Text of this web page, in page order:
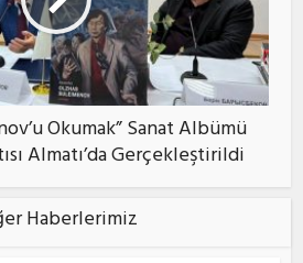
Okumak” Sanat Albümü
Almatı’da Gerçekleştirildi
Haberlerimiz